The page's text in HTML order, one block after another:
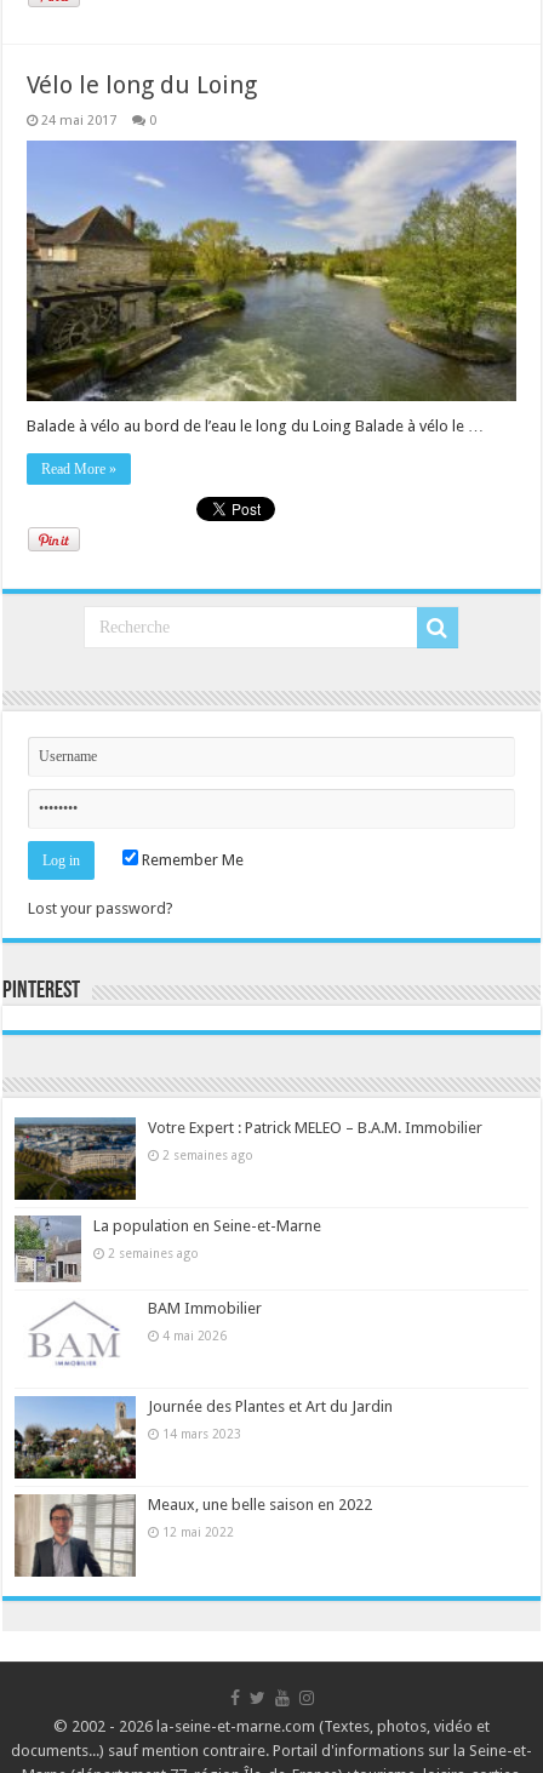
Vélo le long du Loing
24 mai 2017 0
Balade à vélo au bord de l’eau le long du Loing Balade à vélo le …
Read More »
Remember Me
Lost your password?
Pinterest
Votre Expert : Patrick MELEO – B.A.M. Immobilier
2 semaines ago
La population en Seine-et-Marne
2 semaines ago
BAM Immobilier
4 mai 2026
Journée des Plantes et Art du Jardin
14 mars 2023
Meaux, une belle saison en 2022
12 mai 2022
© 2002 - 2026 la-seine-et-marne.com (Textes, photos, vidéo et
documents...) sauf mention contraire. Portail d'informations sur la Seine-et-